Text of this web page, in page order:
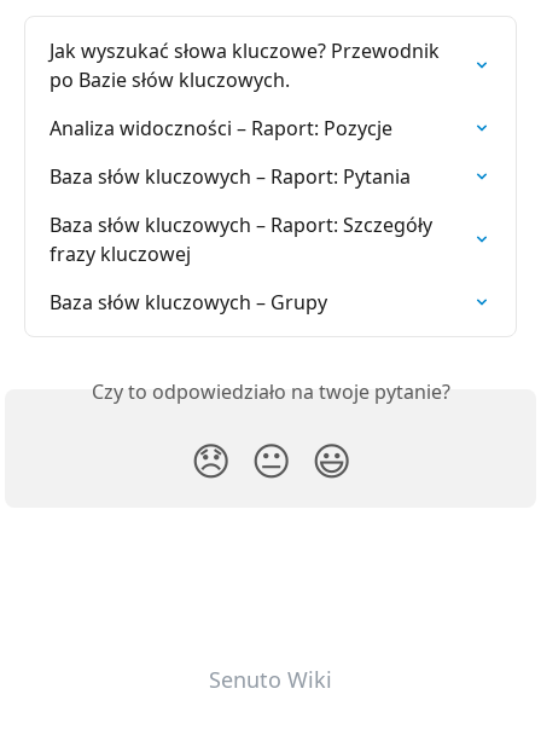
Jak wyszukać słowa kluczowe? Przewodnik
po Bazie słów kluczowych.
Analiza widoczności – Raport: Pozycje
Baza słów kluczowych – Raport: Pytania
Baza słów kluczowych – Raport: Szczegóły
frazy kluczowej
Baza słów kluczowych – Grupy
Czy to odpowiedziało na twoje pytanie?
😞 😐 😃
Senuto Wiki